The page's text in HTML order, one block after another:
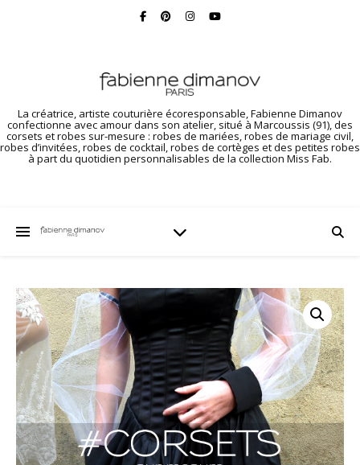
La créatrice, artiste couturière écoresponsable, Fabienne Dimanov
confectionne avec amour dans son atelier, situé à Marcoussis (91), des
corsets et robes sur-mesure : robes de mariées, robes de mariage civil,
robes d’invitées, robes de cocktail, robes de cortèges et des petites robes
à part du quotidien personnalisables de la collection Miss Fab.